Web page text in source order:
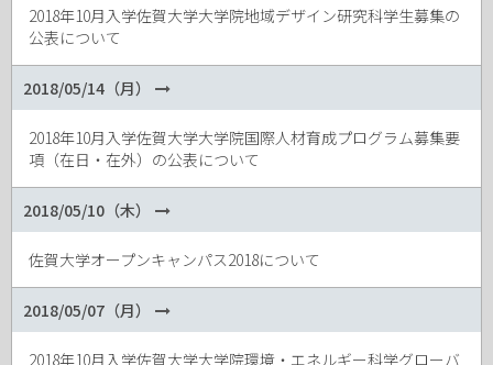
2018年10月入学佐賀大学大学院地域デザイン研究科学生募集の
公表について
2018/05/14（月）
2018年10月入学佐賀大学大学院国際人材育成プログラム募集要
項（在日・在外）の公表について
2018/05/10（木）
佐賀大学オープンキャンパス2018について
2018/05/07（月）
2018年10月入学佐賀大学大学院環境・エネルギー科学グローバ